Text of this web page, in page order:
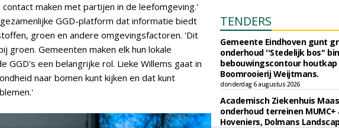
maken met partijen in de leefomgeving.'
GGD-platform dat informatie biedt
groen en andere omgevingsfactoren. 'Dit
groen. Gemeenten maken elk hun lokale
GGD's een belangrijke rol. Lieke Willems gaat in
naar bomen kunt kijken en dat kunt
TENDERS
Gemeente Eindhoven gunt
onderhoud ''Stedelijk bos''
bebouwingscontour houtkap
Boomrooierij Weijtmans.
donderdag 6 augustus 2026
Academisch Ziekenhuis
onderhoud terreinen MUMC+
Hoveniers, Dolmans